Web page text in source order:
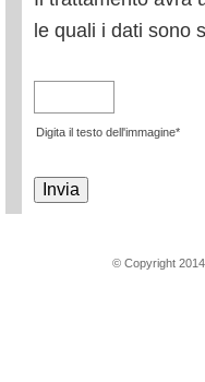
le quali i dati sono
Digita il testo dell'immagine*
© Copyright